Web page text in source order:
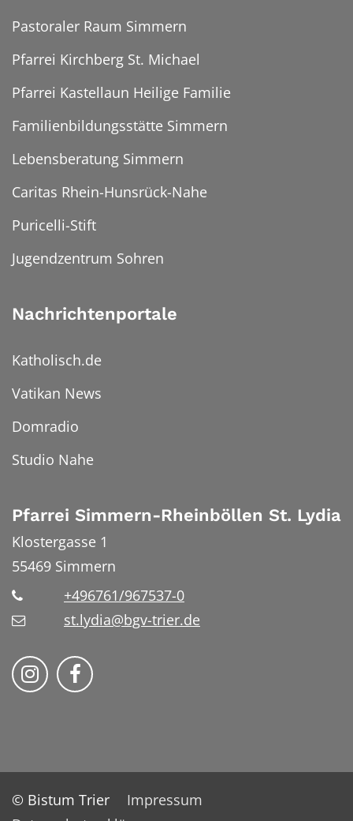
Pastoraler Raum Simmern
Pfarrei Kirchberg St. Michael
Pfarrei Kastellaun Heilige Familie
Familienbildungsstätte Simmern
Lebensberatung Simmern
Caritas Rhein-Hunsrück-Nahe
Puricelli-Stift
Jugendzentrum Sohren
Nachrichtenportale
Katholisch.de
Vatikan News
Domradio
Studio Nahe
Pfarrei Simmern-Rheinböllen St. Lydia
Klostergasse 1
55469 Simmern
+496761/967537-0
st.lydia@bgv-trier.de
Wir auf Instragram
Wir auf Facebook
© Bistum Trier
Impressum